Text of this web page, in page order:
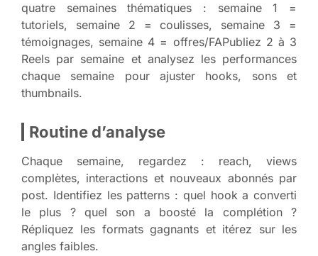
quatre semaines thématiques : semaine 1 =
tutoriels, semaine 2 = coulisses, semaine 3 =
témoignages, semaine 4 = offres/FAPubliez 2 à 3
Reels par semaine et analysez les performances
chaque semaine pour ajuster hooks, sons et
thumbnails.
Routine d’analyse
Chaque semaine, regardez : reach, views
complètes, interactions et nouveaux abonnés par
post. Identifiez les patterns : quel hook a converti
le plus ? quel son a boosté la complétion ?
Répliquez les formats gagnants et itérez sur les
angles faibles.